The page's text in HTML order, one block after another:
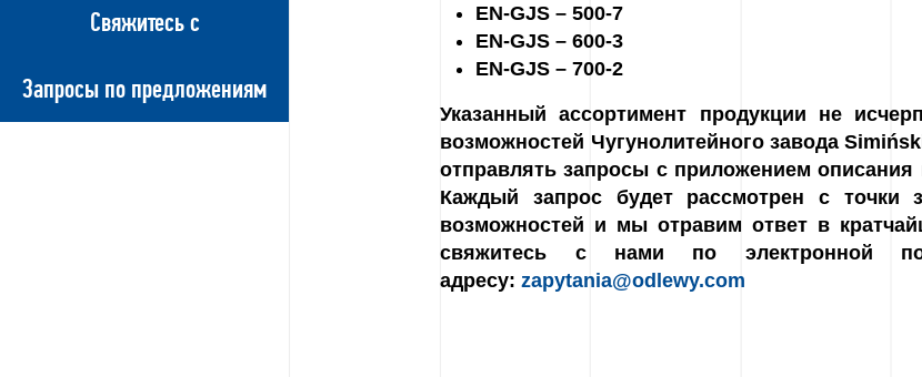
Свяжитесь с
Запросы по предложениям
EN-GJS – 500-7
EN-GJS – 600-3
EN-GJS – 700-2
Указанный ассортимент продукции не
возможностей Чугунолитейного завода
отправлять запросы с приложением описания
Каждый запрос будет рассмотрен с точки
возможностей и мы отравим ответ в
свяжитесь с нами по электронной
адресу: zapytania@odlewy.com